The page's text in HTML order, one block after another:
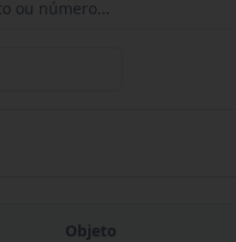
Objeto